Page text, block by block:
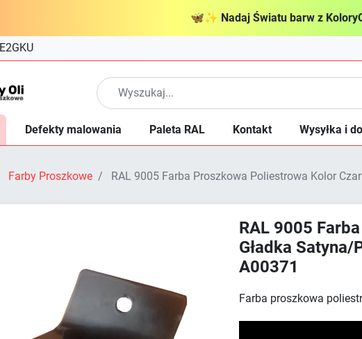
🦋✨ Nadaj Światu barw z
E2GKU
Defekty malowania Paleta RAL Kontakt Wysyłka i
Farby Proszkowe RAL 9005 Farba Proszkowa Poliestrowa Kolor
RAL 9005
Gładka
A00371
Farba proszkowa